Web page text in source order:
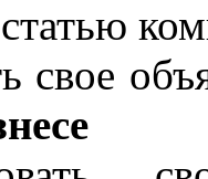
свое